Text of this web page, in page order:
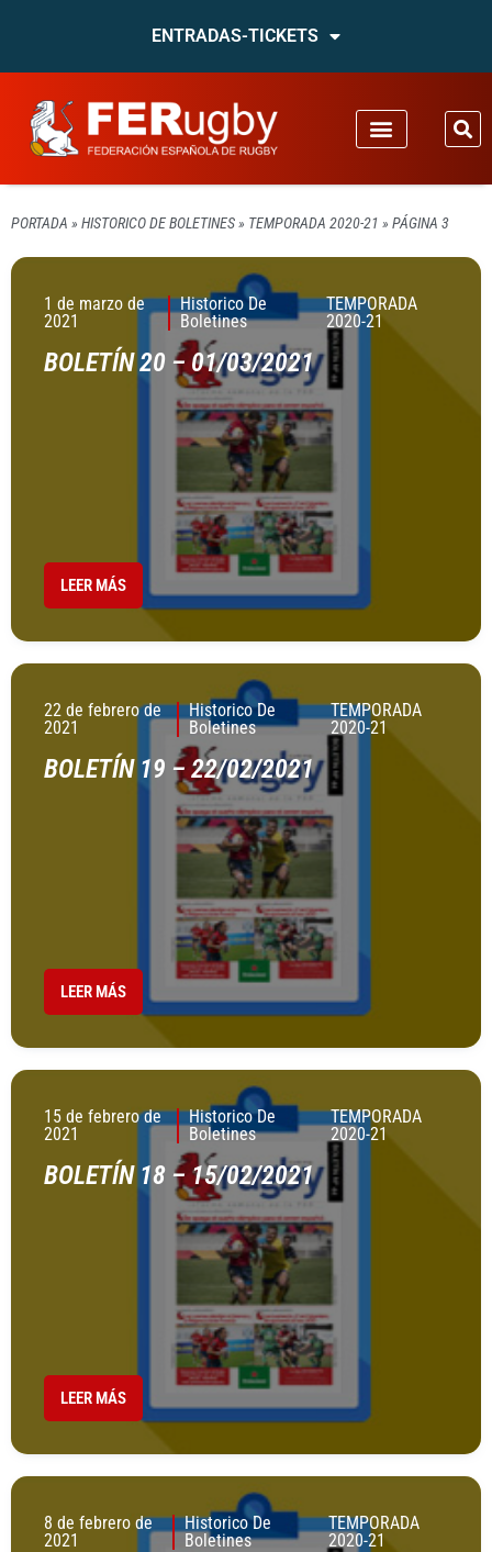
ENTRADAS-TICKETS
PORTADA » HISTORICO DE BOLETINES» TEMPORADA 2020-21 » PÁGINA 3
1 de marzo de
2021
Historico De
Boletines
TEMPORADA
2020-21
BOLETÍN 20 – 01/03/2021
LEER MÁS
22 de febrero de
2021
Historico De
Boletines
TEMPORADA
2020-21
BOLETÍN 19 – 22/02/2021
LEER MÁS
15 de febrero de
2021
Historico De
Boletines
TEMPORADA
2020-21
BOLETÍN 18 – 15/02/2021
LEER MÁS
8 de febrero de
2021
Historico De
Boletines
TEMPORADA
2020-21